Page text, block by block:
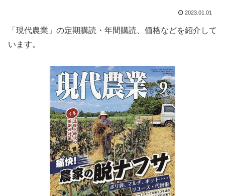
2023.01.01
「現代農業」の定期購読・年間購読、価格などを紹介して
います。